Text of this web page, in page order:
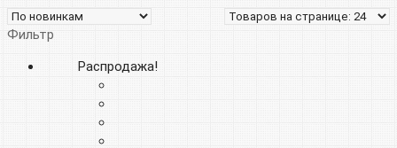
Фильтр
Распродажа!